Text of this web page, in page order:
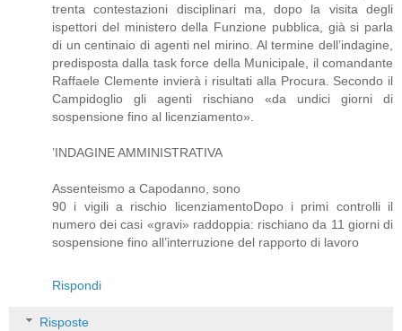
trenta contestazioni disciplinari ma, dopo la visita degli
ispettori del ministero della Funzione pubblica, già si parla
di un centinaio di agenti nel mirino. Al termine dell’indagine,
predisposta dalla task force della Municipale, il comandante
Raffaele Clemente invierà i risultati alla Procura. Secondo il
Campidoglio gli agenti rischiano «da undici giorni di
sospensione fino al licenziamento».
’INDAGINE AMMINISTRATIVA
Assenteismo a Capodanno, sono
90 i vigili a rischio licenziamentoDopo i primi controlli il
numero dei casi «gravi» raddoppia: rischiano da 11 giorni di
sospensione fino all’interruzione del rapporto di lavoro
Rispondi
Risposte